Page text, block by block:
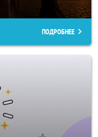
ПОДРОБНЕЕ